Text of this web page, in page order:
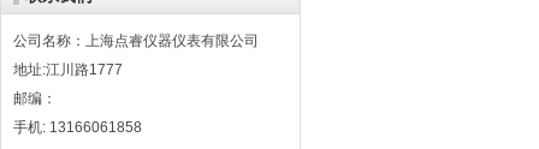
公司名称：上海点睿仪器仪表有限公司
地址:江川路1777
邮编：
手机: 13166061858